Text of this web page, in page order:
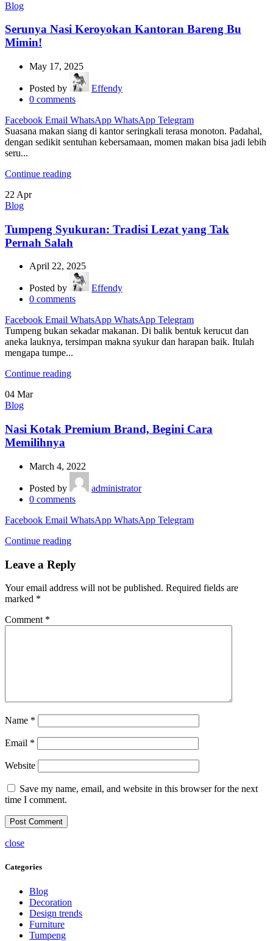
Blog
Serunya Nasi Keroyokan Kantoran Bareng Bu
Mimin!
May 17, 2025
Posted by
Effendy
0 comments
Facebook Email WhatsApp WhatsApp Telegram
Suasana makan siang di kantor seringkali terasa monoton. Padahal,
dengan sedikit sentuhan kebersamaan, momen makan bisa jadi lebih
seru...
Continue reading
22 Apr
Blog
Tumpeng Syukuran: Tradisi Lezat yang Tak
Pernah Salah
April 22, 2025
Posted by
Effendy
0 comments
Facebook Email WhatsApp WhatsApp Telegram
Tumpeng bukan sekadar makanan. Di balik bentuk kerucut dan
aneka lauknya, tersimpan makna syukur dan harapan baik. Itulah
mengapa tumpe...
Continue reading
04 Mar
Blog
Nasi Kotak Premium Brand, Begini Cara
Memilihnya
March 4, 2022
Posted by
administrator
0 comments
Facebook Email WhatsApp WhatsApp Telegram
Continue reading
Leave a Reply
Your email address will not be published. Required fields are
marked *
Comment *
Name *
Email *
Website
Save my name, email, and website in this browser for the next
time I comment.
close
Categories
Blog
Decoration
Design trends
Furniture
Tumpeng